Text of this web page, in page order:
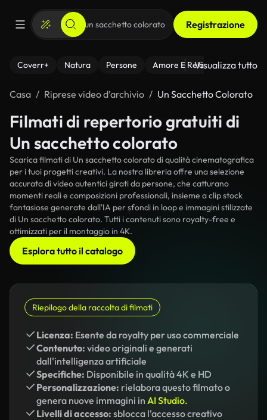
Registrazione
Coverr+ Natura Persone Amore E Relazioni Il
Visualizza tutto
Casa Riprese video d’archivio Un Sacchetto Colorato
Filmati di repertorio gratuiti di
Un sacchetto colorato
Scarica filmati di Un sacchetto colorato di qualità cinematografica
per i tuoi progetti creativi. La nostra libreria offre una selezione
accurata di video autentici girati da persone, che catturano
momenti reali e composizioni professionali, insieme a clip stock
fantasiose generate dall'IA per sfondi in loop e immagini stilizzate
di Un sacchetto colorato. Tutti i contenuti sono royalty-free e
ottimizzati per il montaggio in 4K.
Esplora tutto il catalogo
Riepilogo della raccolta di filmati
Licenza: Esente da royalty per uso commerciale
Contenuto: video originali e generati
dall'intelligenza artificiale
Specifiche: Disponibile in qualità 4K e HD
Personalizzazione: rielabora questo filmato o
genera nuove immagini in AI Studio.
Livelli di accesso: sblocca l'accesso creativo